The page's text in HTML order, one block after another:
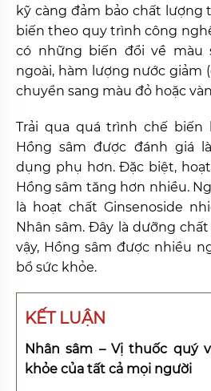
kỹ càng đảm bảo chất lượng
biến theo quy trình công
có những biến đổi về màu
ngoài, hàm lượng nước giảm
chuyển sang màu đỏ hoặc
Trải qua quá trình chế biến
Hồng sâm được đánh giá
dụng phụ hơn. Đặc biệt,
Hồng sâm tăng hơn nhiều.
là hoạt chất Ginsenoside
Nhân sâm. Đây là dưỡng
vậy, Hồng sâm được nhiều
bổ sức khỏe.
KẾT LUẬN
Nhân sâm – Vị thuốc quý
khỏe của tất cả mọi người